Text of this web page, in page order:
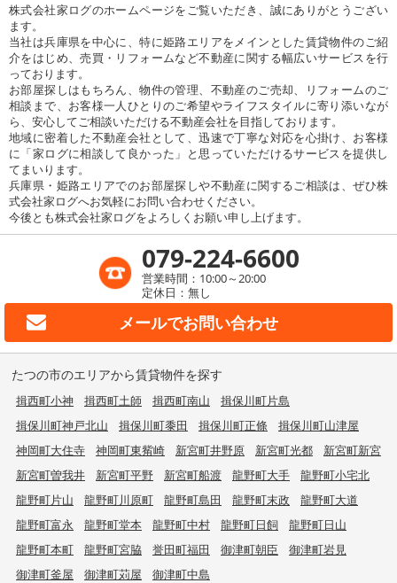
株式会社家ログのホームページをご覧いただき、誠にありがとうござい
ます。
当社は兵庫県を中心に、特に姫路エリアをメインとした賃貸物件のご紹
介をはじめ、売買・リフォームなど不動産に関する幅広いサービスを行
っております。
お部屋探しはもちろん、物件の管理、不動産のご売却、リフォームのご
相談まで、お客様一人ひとりのご希望やライフスタイルに寄り添いなが
ら、安心してご相談いただける不動産会社を目指しております。
地域に密着した不動産会社として、迅速で丁寧な対応を心掛け、お客様
に「家ログに相談して良かった」と思っていただけるサービスを提供し
てまいります。
兵庫県・姫路エリアでのお部屋探しや不動産に関するご相談は、ぜひ株
式会社家ログへお気軽にお問い合わせください。
今後とも株式会社家ログをよろしくお願い申し上げます。
079-224-6600
営業時間：10:00～20:00
定休日：無し
メールでお問い合わせ
たつの市のエリアから賃貸物件を探す
揖西町小神 揖西町土師 揖西町南山
揖保川町片島
揖保川町神戸北山
揖保川町黍田 揖保川町正條
揖保川町山津屋
神岡町大住寺
神岡町東觜崎 新宮町井野原 新宮町光都
新宮町新宮
新宮町曽我井
新宮町平野 新宮町船渡 龍野町大手
龍野町小宅北
龍野町片山
龍野町川原町 龍野町島田 龍野町末政
龍野町大道
龍野町富永
龍野町堂本 龍野町中村 龍野町日飼
龍野町日山
龍野町本町
龍野町宮脇 誉田町福田 御津町朝臣
御津町岩見
御津町釜屋
御津町苅屋 御津町中島